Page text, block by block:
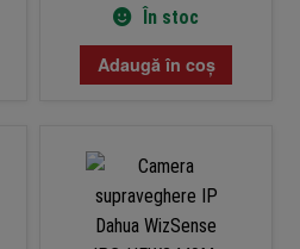
În stoc
Adaugă în coș